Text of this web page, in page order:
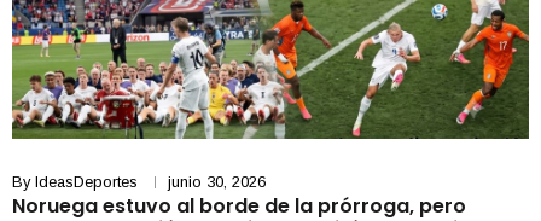
By IdeasDeportes junio 30, 2026
Noruega estuvo al borde de la prórroga, pero